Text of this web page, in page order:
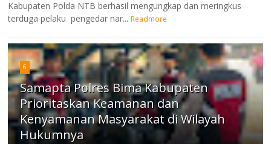
Kabupaten Polda NTB berhasil mengungkap dan meringkus
terduga pelaku pengedar nar... Readmore
6
Samapta Polres Bima Kabupaten
Prioritaskan Keamanan dan
Kenyamanan Masyarakat di Wilayah
Hukumnya